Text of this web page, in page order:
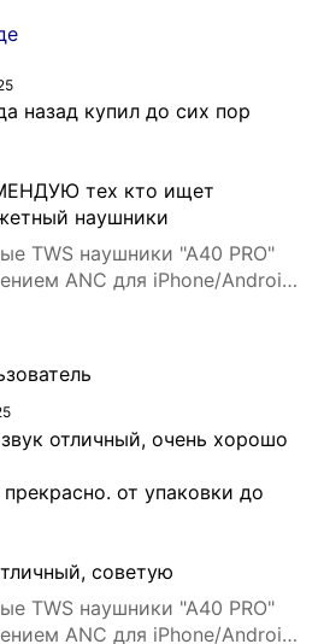
назад купил до сих пор
тех кто ищет
наушники
TWS наушники "A40 PRO"
ANC для iPhone/Android
отличный, очень хорошо
прекрасно. от упаковки до
советую
TWS наушники "A40 PRO"
ANC для iPhone/Android